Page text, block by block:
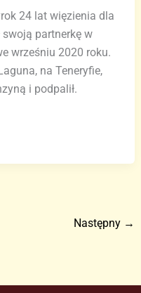
24 lat więzienia dla
swoją partnerkę w
wrześniu 2020 roku.
na Teneryfie,
i podpalił.
Następny →